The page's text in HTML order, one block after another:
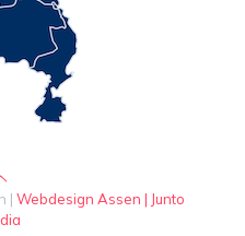
| Webdesign Assen | Junto